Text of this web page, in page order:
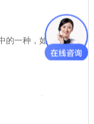
一种，如下图：